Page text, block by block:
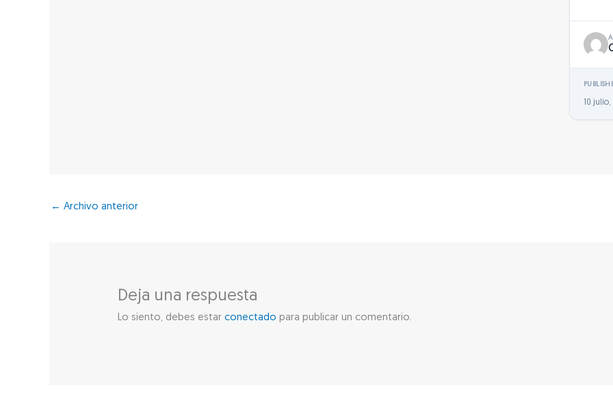
10 julio,
← Archivo anterior
Deja una respuesta
Lo siento, debes estarconectado para publicar un comentario.